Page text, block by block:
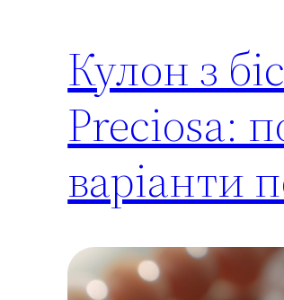
Кулон з
Preciosa:
варіанти